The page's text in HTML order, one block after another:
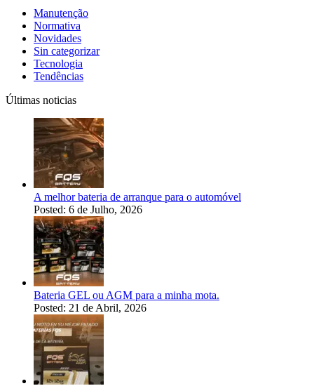
Manutenção
Normativa
Novidades
Sin categorizar
Tecnologia
Tendências
Últimas noticias
A melhor bateria de arranque para o automóvel
Posted: 6 de Julho, 2026
Bateria GEL ou AGM para a minha mota.
Posted: 21 de Abril, 2026